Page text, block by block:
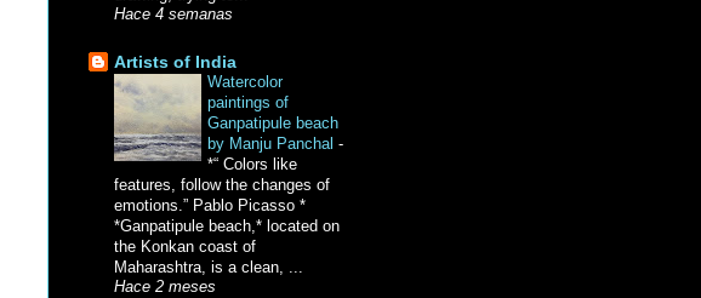
Hace 4 semanas
Artists of India
Watercolor
paintings of
Ganpatipule beach
by Manju Panchal -
*“ Colors like
features, follow the changes of
emotions.” Pablo Picasso *
*Ganpatipule beach,* located on
the Konkan coast of
Maharashtra, is a clean, ...
Hace 2 meses